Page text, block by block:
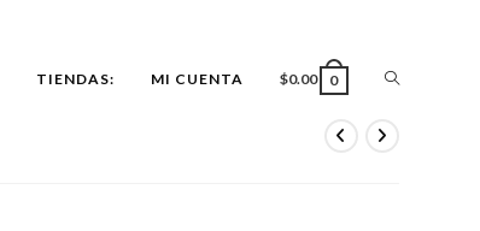
TIENDAS: MI CUENTA $0.00 0 ALTERNAR